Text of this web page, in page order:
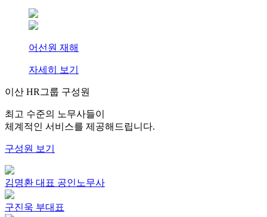
어선원 재해
자세히 보기
이산 HR그룹 구성원
최고 수준의 노무사들이
체계적인 서비스를 제공해드립니다.
구성원 보기
김명환 대표 공인노무사
구진욱 부대표